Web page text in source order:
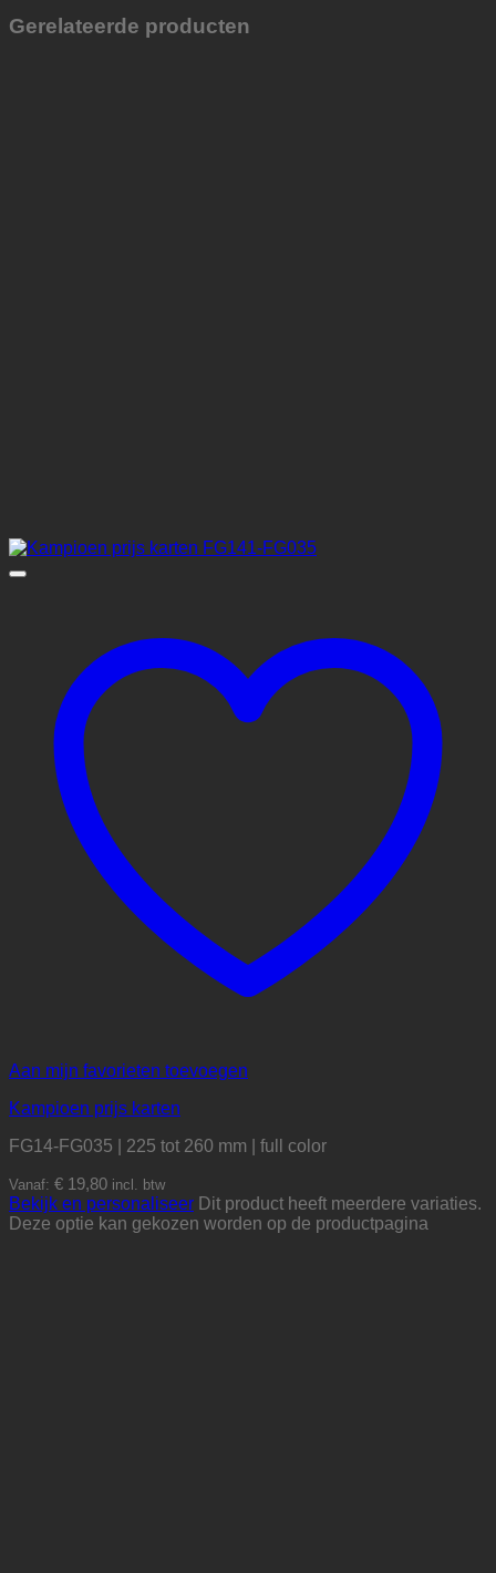
Gerelateerde producten
Aan mijn favorieten toevoegen
Kampioen prijs karten
FG14-FG035 | 225 tot 260 mm | full color
Vanaf: € 19,80 incl. btw
Bekijk en personaliseer Dit product heeft meerdere variaties.
Deze optie kan gekozen worden op de productpagina